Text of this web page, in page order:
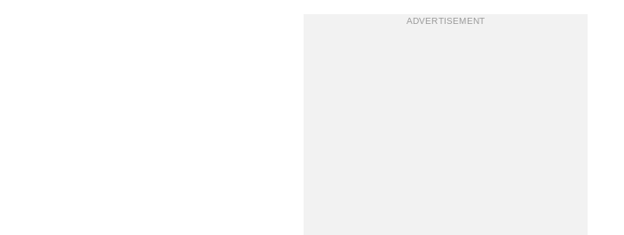
ADVERTISEMENT